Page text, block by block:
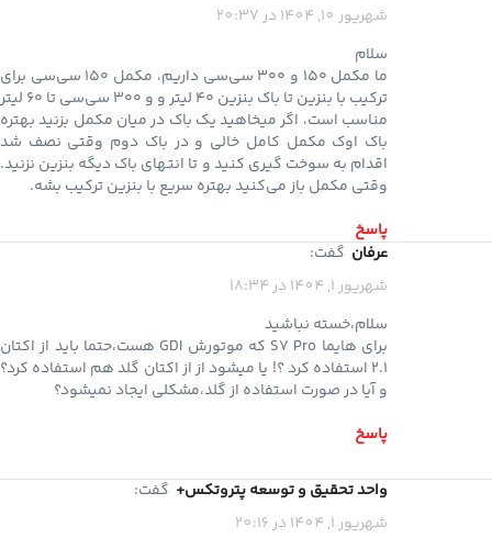
شهریور 10, 1404 در 20:37
سلام
ما مکمل ۱۵۰ و ۳۰۰ سی‌سی داریم، مکمل ۱۵۰ سی‌سی برای
ترکیب با بنزین تا باک بنزین ۴۰ لیتر و و ۳۰۰ سی‌سی تا ۶۰ لیتر
مناسب است، اگر میخاهید یک باک در میان مکمل بزنید بهتره
باک اوک مکمل کامل خالی و در باک دوم وقتی نصف شد
اقدام به سوخت گیری کنید و تا انتهای باک دیگه بنزین نزنید.
وقتی مکمل باز می‌کنید بهتره سریع با بنزین ترکیب بشه.
پاسخ
عرفان گفت:
شهریور 1, 1404 در 18:34
سلام،خسته نباشید
برای هایما S7 Pro که موتورش GDI هست،حتما باید از اکتان
۲.۱ استفاده کرد ؟! یا میشود از از اکتان گلد هم استفاده کرد؟
و آیا در صورت استفاده از گلد،مشکلی ایجاد نمیشود؟
پاسخ
واحد تحقیق و توسعه پتروتکس+ گفت:
شهریور 1, 1404 در 20:16